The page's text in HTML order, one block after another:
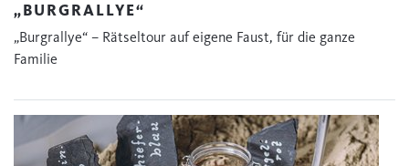
„BURGRALLYE“
„Burgrallye“ – Rätseltour auf eigene Faust, für die ganze
Familie